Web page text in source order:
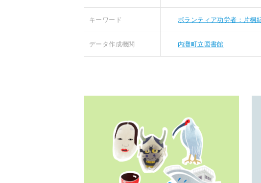
キーワード ボランティア功労者：片桐
データ作成機関 内灘町立図書館